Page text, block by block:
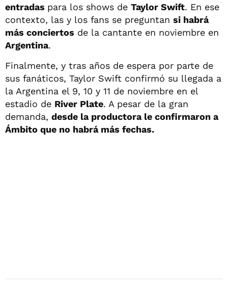
entradas para los shows de Taylor Swift. En ese
contexto, las y los fans se preguntan si habrá
más conciertos de la cantante en noviembre en
Argentina.
Finalmente, y tras años de espera por parte de
sus fanáticos, Taylor Swift confirmó su llegada a
la Argentina el 9, 10 y 11 de noviembre en el
estadio de River Plate. A pesar de la gran
demanda, desde la productora le confirmaron a
Ámbito que no habrá más fechas.